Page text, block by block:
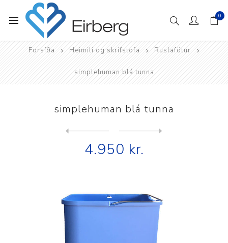
0
Forsíða Heimili og skrifstofa Ruslafötur
simplehuman blá tunna
simplehuman blá tunna
4.950 kr.